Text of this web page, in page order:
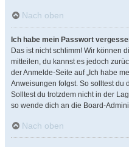
Nach oben
Ich habe mein Passwort
Das ist nicht schlimm! Wir können
mitteilen, du kannst es jedoch
der Anmelde-Seite auf „Ich habe
Anweisungen folgst. So solltest du
Solltest du trotzdem nicht in der
so wende dich an die Board-
Nach oben